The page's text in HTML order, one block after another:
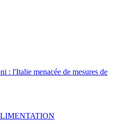
: l'Italie menacée de mesures de